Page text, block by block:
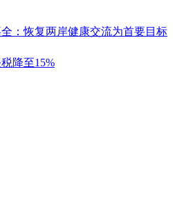
：恢复两岸健康交流为首要目标
降至15%